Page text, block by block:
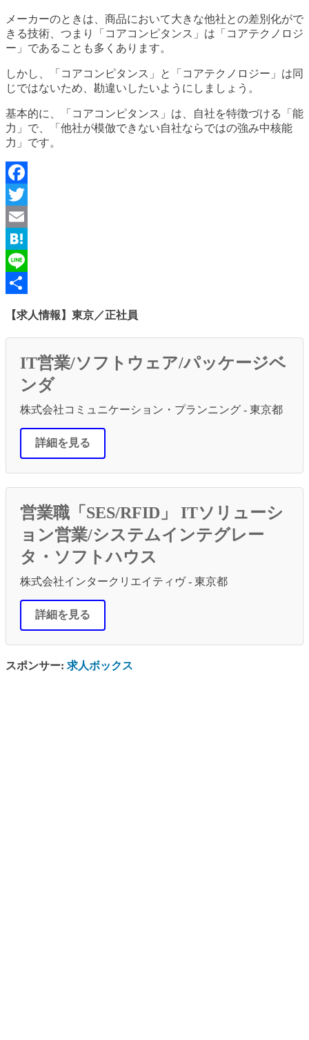
メーカーのときは、商品において大きな他社との差別化がで
きる技術、つまり「コアコンピタンス」は「コアテクノロジ
ー」であることも多くあります。
しかし、「コアコンピタンス」と「コアテクノロジー」は同
じではないため、勘違いしたいようにしましょう。
基本的に、「コアコンピタンス」は、自社を特徴づける「能
力」で、「他社が模倣できない自社ならではの強み中核能
力」です。
Facebook
Twitter
Email
Hatena
Line
【求人情報】東京／正社員
IT営業/ソフトウェア/パッケージベ
ンダ
株式会社コミュニケーション・プランニング - 東京都
詳細を見る
営業職「SES/RFID」 ITソリューシ
ョン営業/システムインテグレー
タ・ソフトハウス
株式会社インタークリエイティヴ - 東京都
詳細を見る
スポンサー: 求人ボックス